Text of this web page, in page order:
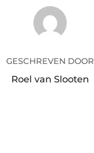
BERICHTAUTEUR
GESCHREVEN DOOR
Roel van Slooten